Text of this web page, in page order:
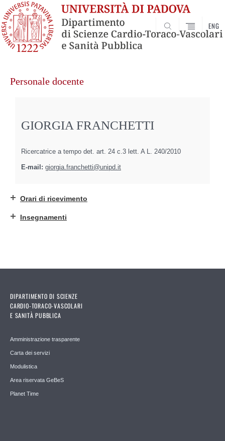
SEARCH
ENG
contenuto
Personale docente
GIORGIA FRANCHETTI
Ricercatrice a tempo det. art. 24 c.3 lett. A L. 240/2010
E-mail: giorgia.franchetti@unipd.it
Orari di ricevimento
Insegnamenti
DIPARTIMENTO DI SCIENZE
CARDIO-TORACO-VASCOLARI
E SANITÀ PUBBLICA
Amministrazione trasparente
Carta dei servizi
Modulistica
Area riservata GeBeS
Planet Time